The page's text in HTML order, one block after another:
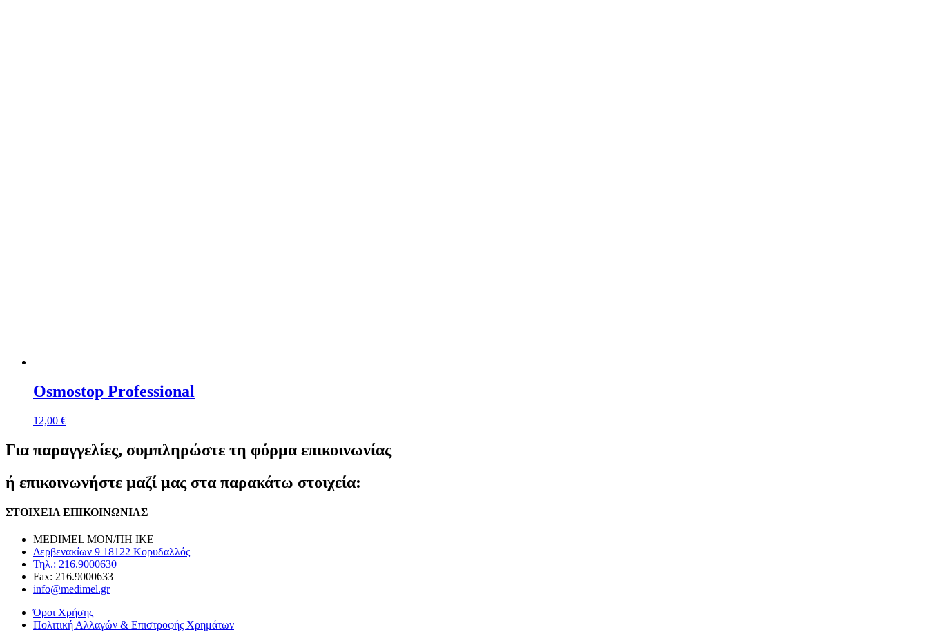
Osmostop Professional
12,00 €
Για παραγγελίες, συμπληρώστε τη φόρμα επικοινωνίας
ή επικοινωνήστε μαζί μας στα παρακάτω στοιχεία:
ΣΤΟΙΧΕΙΑ ΕΠΙΚΟΙΝΩΝΙΑΣ
MEDIMEL ΜΟΝ/ΠΗ ΙΚΕ
Δερβενακίων 9 18122 Κορυδαλλός
Τηλ.: 216.9000630
Fax: 216.9000633
info@medimel.gr
Όροι Χρήσης
Πολιτική Αλλαγών & Επιστροφής Χρημάτων